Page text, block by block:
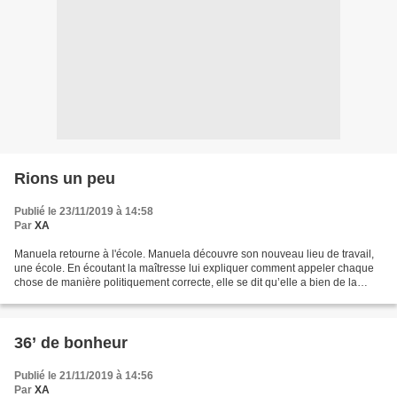
Rions un peu
Publié le 23/11/2019 à 14:58
Par XA
Manuela retourne à l'école. Manuela découvre son nouveau lieu de travail,
une école. En écoutant la maîtresse lui expliquer comment appeler chaque
chose de manière politiquement correcte, elle se dit qu’elle a bien de la
36’ de bonheur
Publié le 21/11/2019 à 14:56
Par XA